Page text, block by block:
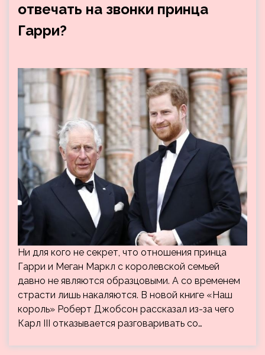
отвечать на звонки принца
Гарри?
Ни для кого не секрет, что отношения принца
Гарри и Меган Маркл с королевской семьей
давно не являются образцовыми. А со временем
страсти лишь накаляются. В новой книге «Наш
король» Роберт Джобсон рассказал из-за чего
Карл III отказывается разговаривать со…